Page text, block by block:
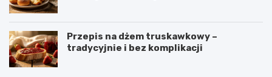
Przepis na dżem truskawkowy –
tradycyjnie i bez komplikacji
B
O